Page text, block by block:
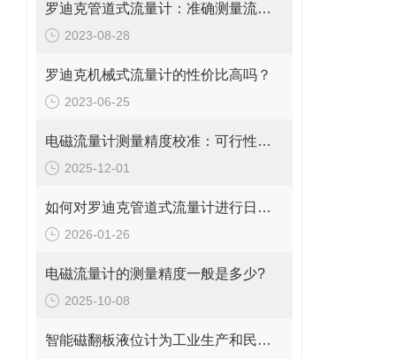
罗迪克管道式流量计：准确测量流体的精密工具
2023-08-28
罗迪克机械式流量计的性价比高吗？
2023-06-25
电磁流量计测量精度校准：可行性、方法与实操指南
2025-12-01
如何对罗迪克管道式流量计进行日常维护与保养
2026-01-26
电磁流量计的测量精度一般是多少?
2025-10-08
智能磁翻板液位计为工业生产和民用生活提供了重要的保障